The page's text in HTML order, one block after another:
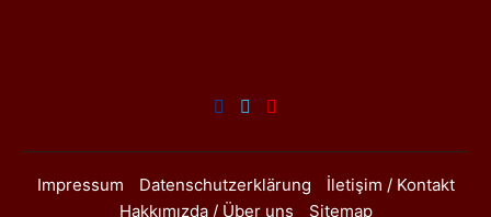
Impressum Datenschutzerklärung
İletişim / Kontakt
Hakkımızda / Über uns
Sitemap